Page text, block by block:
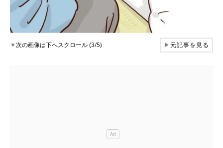
▼次の画像は下へスクロール (3/5) ▶元記事を見る